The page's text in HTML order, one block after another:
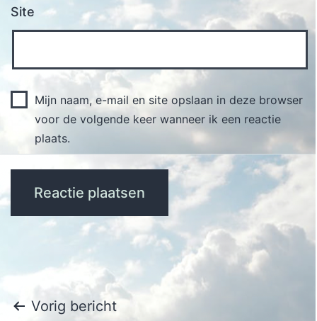
Site
Mijn naam, e-mail en site opslaan in deze browser
voor de volgende keer wanneer ik een reactie
plaats.
Bericht
Vorig bericht